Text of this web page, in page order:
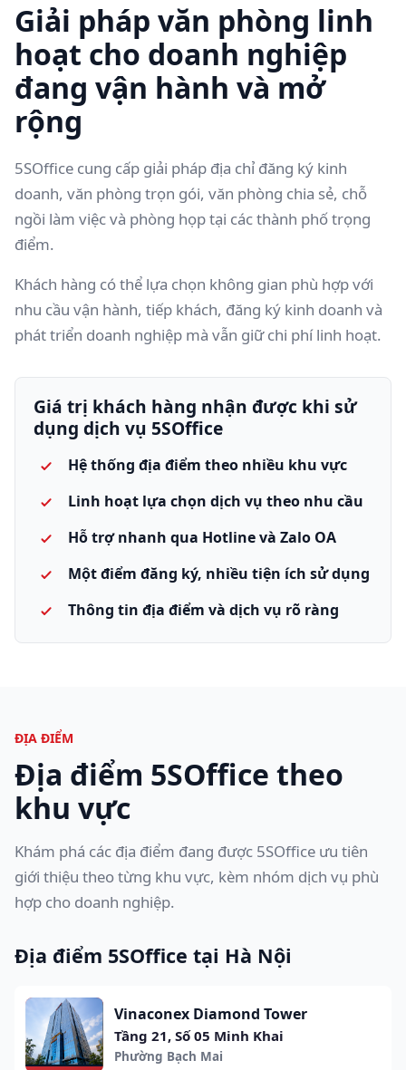
Giải pháp văn phòng linh
hoạt cho doanh nghiệp
đang vận hành và mở
rộng
5SOffice cung cấp giải pháp địa chỉ đăng ký kinh
doanh, văn phòng trọn gói, văn phòng chia sẻ, chỗ
ngồi làm việc và phòng họp tại các thành phố trọng
điểm.
Khách hàng có thể lựa chọn không gian phù hợp với
nhu cầu vận hành, tiếp khách, đăng ký kinh doanh và
phát triển doanh nghiệp mà vẫn giữ chi phí linh hoạt.
Giá trị khách hàng nhận được khi sử
dụng dịch vụ 5SOffice
Hệ thống địa điểm theo nhiều khu vực
Linh hoạt lựa chọn dịch vụ theo nhu cầu
Hỗ trợ nhanh qua Hotline và Zalo OA
Một điểm đăng ký, nhiều tiện ích sử dụng
Thông tin địa điểm và dịch vụ rõ ràng
ĐỊA ĐIỂM
Địa điểm 5SOffice theo
khu vực
Khám phá các địa điểm đang được 5SOffice ưu tiên
giới thiệu theo từng khu vực, kèm nhóm dịch vụ phù
hợp cho doanh nghiệp.
Địa điểm 5SOffice tại Hà Nội
Vinaconex Diamond Tower
Tầng 21, Số 05 Minh Khai
Phường Bạch Mai